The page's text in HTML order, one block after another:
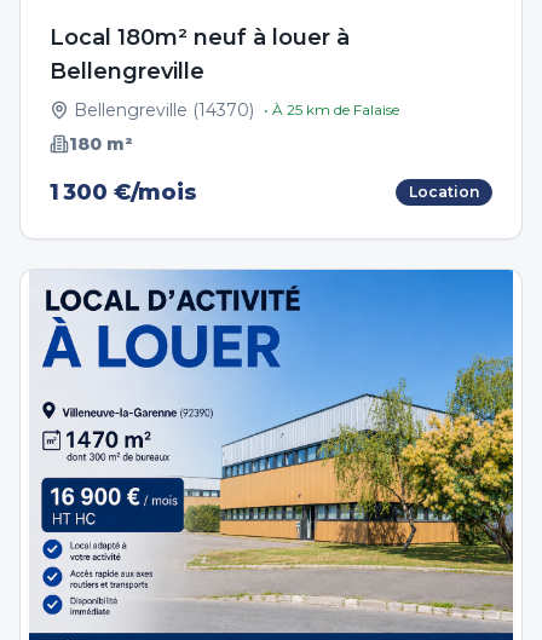
Local 180m² neuf à louer à
Bellengreville
Bellengreville (14370) • À 25 km de Falaise
180 m²
1 300 €/mois Location